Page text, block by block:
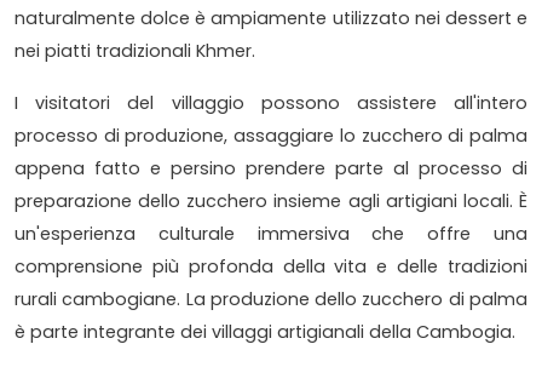
naturalmente dolce è ampiamente utilizzato nei dessert e
nei piatti tradizionali Khmer.
I visitatori del villaggio possono assistere all'intero
processo di produzione, assaggiare lo zucchero di palma
appena fatto e persino prendere parte al processo di
preparazione dello zucchero insieme agli artigiani locali. È
un'esperienza culturale immersiva che offre una
comprensione più profonda della vita e delle tradizioni
rurali cambogiane. La produzione dello zucchero di palma
è parte integrante dei villaggi artigianali della Cambogia.